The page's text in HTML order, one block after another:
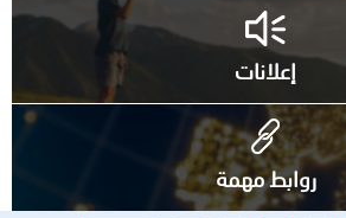
إعلانات
روابط مهمة